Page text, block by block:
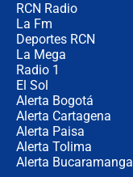
RCN Radio
La Fm
Deportes RCN
La Mega
Radio 1
El Sol
Alerta Bogotá
Alerta Cartagena
Alerta Paisa
Alerta Tolima
Alerta Bucaramanga